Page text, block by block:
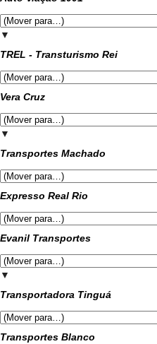
▼
TREL - Transturismo Rei
Vera Cruz
▼
Transportes Machado
Expresso Real Rio
Evanil Transportes
▼
Transportadora Tinguá
Transportes Blanco